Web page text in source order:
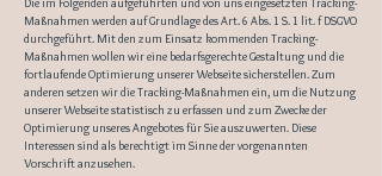
Maßnahmen werden auf Grundlage des Art. 6 Abs. 1 S. 1 lit. f DSGVO
durchgeführt. Mit den zum Einsatz kommenden Tracking-
Maßnahmen wollen wir eine bedarfsgerechte Gestaltung und die
fortlaufende Optimierung unserer Webseite sicherstellen. Zum
anderen setzen wir die Tracking-Maßnahmen ein, um die Nutzung
unserer Webseite statistisch zu erfassen und zum Zwecke der
Optimierung unseres Angebotes für Sie auszuwerten. Diese
Interessen sind als berechtigt im Sinne der vorgenannten
Vorschrift anzusehen.